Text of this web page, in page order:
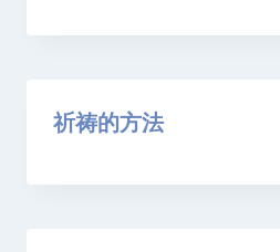
祈祷的方法